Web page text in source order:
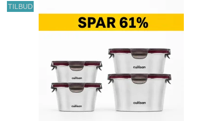
TILBUD